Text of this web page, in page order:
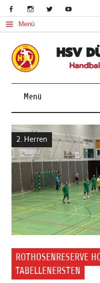
content
Menü
Handball in Mülheim an
Menü
2. Herren
ROTHOSENRESERVE
TABELLENERSTEN